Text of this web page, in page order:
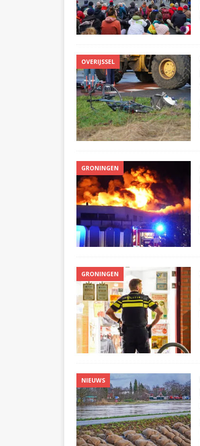
OVERIJSSEL
GRONINGEN
GRONINGEN
NIEUWS